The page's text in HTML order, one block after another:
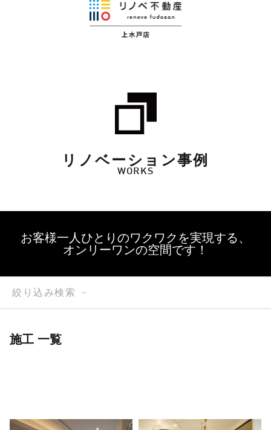
リノベーション事例
WORKS
お客様一人ひとりのワクワクを実現する、
オンリーワンの空間です！
絞り込み検索
施工 一覧